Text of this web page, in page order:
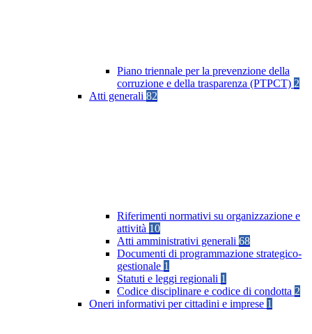
Piano triennale per la prevenzione della
corruzione e della trasparenza (PTPCT) 2
Atti generali 82
Riferimenti normativi su organizzazione e
attività 10
Atti amministrativi generali 68
Documenti di programmazione strategico-
gestionale 1
Statuti e leggi regionali 1
Codice disciplinare e codice di condotta 2
Oneri informativi per cittadini e imprese 1